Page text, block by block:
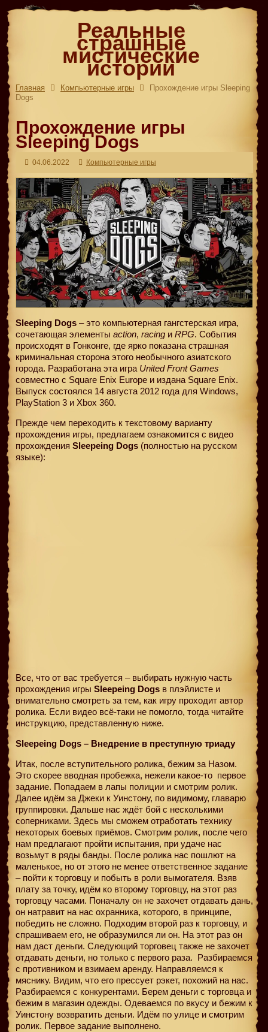
Реальные
страшные
мистические
истории
Главная Компьютерные игры
Прохождение игры Sleeping
Dogs
Прохождение игры
Sleeping Dogs
04.06.2022 Компьютерные игры
Sleeping Dogs – это компьютерная гангстерская игра,
сочетающая элементы action, racing и RPG. События
происходят в Гонконге, где ярко показана страшная
криминальная сторона этого необычного азиатского
города. Разработана эта игра UnitedFrontGames
совместно с Square Enix Europe и издана Square Enix.
Выпуск состоялся 14 августа 2012 года для Windows,
PlayStation 3 и Xbox 360.
Прежде чем переходить к текстовому варианту
прохождения игры, предлагаем ознакомится с видео
прохождения Sleepeing Dogs (полностью на русском
языке):
Все, что от вас требуется – выбирать нужную часть
прохождения игры Sleepeing Dogs в плэйлисте и
внимательно смотреть за тем, как игру проходит автор
ролика. Если видео всё-таки не помогло, тогда читайте
инструкцию, представленную ниже.
Sleepeing Dogs – Внедрение в преступную триаду
Итак, после вступительного ролика, бежим за Назом.
Это скорее вводная пробежка, нежели какое-то первое
задание. Попадаем в лапы полиции и смотрим ролик.
Далее идём за Джеки к Уинстону, по видимому, главарю
группировки. Дальше нас ждёт бой с несколькими
соперниками. Здесь мы сможем отработать технику
некоторых боевых приёмов. Смотрим ролик, после чего
нам предлагают пройти испытания, при удаче нас
возьмут в ряды банды. После ролика нас пошлют на
маленькое, но от этого не менее ответственное задание
– пойти к торговцу и побыть в роли вымогателя. Взяв
плату за точку, идём ко второму торговцу, на этот раз
торговцу часами. Поначалу он не захочет отдавать дань,
он натравит на нас охранника, которого, в принципе,
победить не сложно. Подходим второй раз к торговцу, и
спрашиваем его, не образумился ли он. На этот раз он
нам даст деньги. Следующий торговец также не захочет
отдавать деньги, но только с первого раза. Разбираемся
с противником и взимаем аренду. Направляемся к
мяснику. Видим, что его прессует рэкет, похожий на нас.
Разбираемся с конкурентами. Берем деньги с торговца и
бежим в магазин одежды. Одеваемся по вкусу и бежим к
Уинстону возвратить деньги. Идём по улице и смотрим
ролик. Первое задание выполнено.